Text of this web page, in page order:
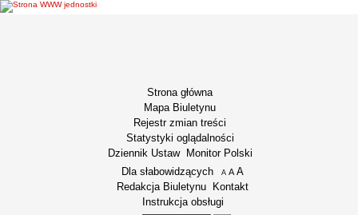
Strona główna
Mapa Biuletynu
Rejestr zmian treści
Statystyki oglądalności
Dziennik Ustaw
Monitor Polski
Menu dodatkowe
Dla słabowidzących A pomniejsz czcionkę
A standardowy rozmiar czcionki
A
Redakcja Biuletynu
Kontakt
Instrukcja obsługi